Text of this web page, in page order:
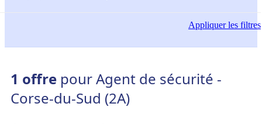
Appliquerles filtres
1 offre pour Agent de sécurité -
Corse-du-Sud (2A)